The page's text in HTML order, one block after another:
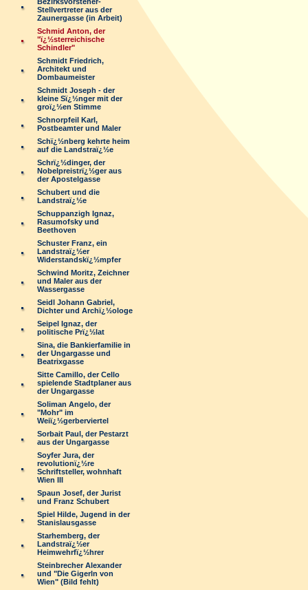
Stellvertreter aus der
Zaunergasse (in Arbeit)
Schmid Anton, der
"ï¿½sterreichische
Schindler"
Schmidt Friedrich,
Architekt und
Dombaumeister
Schmidt Joseph - der
kleine Sï¿½nger mit der
groï¿½en Stimme
Schnorpfeil Karl,
Postbeamter und Maler
Schï¿½nberg kehrte heim
auf die Landstraï¿½e
Schrï¿½dinger, der
Nobelpreistrï¿½ger aus
der Apostelgasse
Schubert und die
Landstraï¿½e
Schuppanzigh Ignaz,
Rasumofsky und
Beethoven
Schuster Franz, ein
Landstraï¿½er
Widerstandskï¿½mpfer
Schwind Moritz, Zeichner
und Maler aus der
Wassergasse
Seidl Johann Gabriel,
Dichter und Archï¿½ologe
Seipel Ignaz, der
politische Prï¿½lat
Sina, die Bankierfamilie in
der Ungargasse und
Beatrixgasse
Sitte Camillo, der Cello
spielende Stadtplaner aus
der Ungargasse
Soliman Angelo, der
"Mohr" im
Weiï¿½gerberviertel
Sorbait Paul, der Pestarzt
aus der Ungargasse
Soyfer Jura, der
revolutionï¿½re
Schriftsteller, wohnhaft
Wien III
Spaun Josef, der Jurist
und Franz Schubert
Spiel Hilde, Jugend in der
Stanislausgasse
Starhemberg, der
Landstraï¿½er
Heimwehrfï¿½hrer
Steinbrecher Alexander
und "Die Gigerln von
Wien" (Bild fehlt)